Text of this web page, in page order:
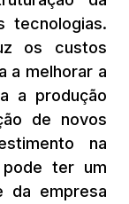
tecnologias.
os custos
a melhorar a
a produção
de novos
na
pode ter um
da empresa